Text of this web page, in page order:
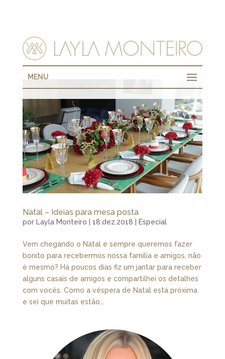
MENU
Natal – Ideias para mesa posta
por Layla Monteiro 18.dez.2018 Especial
Vem chegando o Natal e sempre queremos fazer
bonito para recebermos nossa família e amigos, não
é mesmo? Há poucos dias fiz um jantar para receber
alguns casais de amigos e compartilhei os detalhes
com vocês. Como a véspera de Natal está próxima
e sei que muitas estão...